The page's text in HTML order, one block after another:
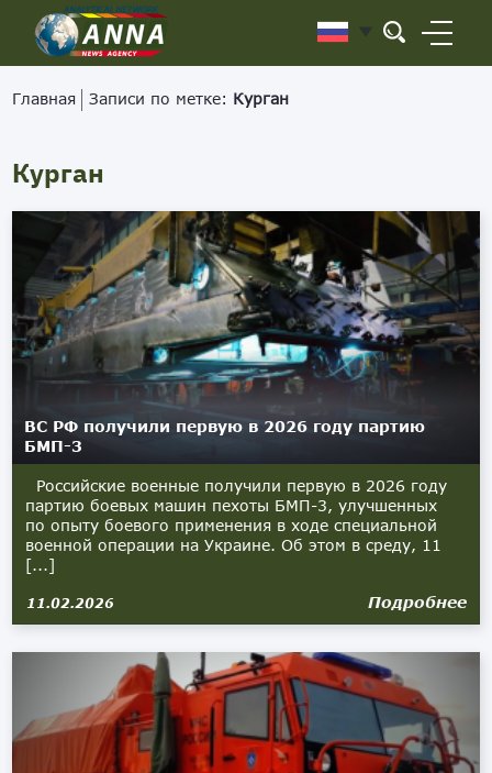
Главная Записи по метке: Курган
Курган
ВС РФ получили первую в 2026 году партию
БМП-3
Российские военные получили первую в 2026 году
партию боевых машин пехоты БМП-3, улучшенных
по опыту боевого применения в ходе специальной
военной операции на Украине. Об этом в среду, 11
[...]
11.02.2026 Подробнее